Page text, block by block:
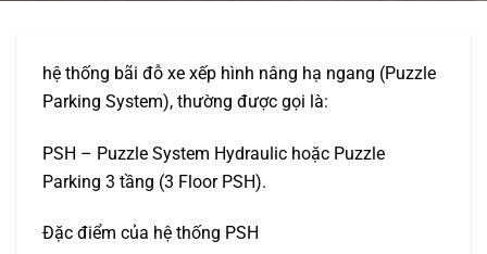
hệ thống bãi đỗ xe xếp hình nâng hạ ngang (Puzzle
Parking System), thường được gọi là:
PSH – Puzzle System Hydraulic hoặc Puzzle
Parking 3 tầng (3 Floor PSH).
Đặc điểm của hệ thống PSH